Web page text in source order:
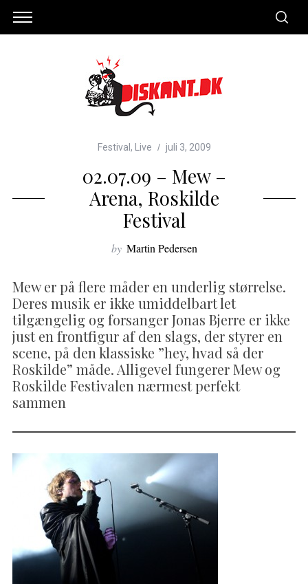
Festival , Live juli 3, 2009
02.07.09 – Mew –
Arena, Roskilde
Festival
by Martin Pedersen
Mew er på flere måder en underlig størrelse.
Deres musik er ikke umiddelbart let
tilgængelig og forsanger Jonas Bjerre er ikke
just en frontfigur af den slags, der styrer en
scene, på den klassiske ”hey, hvad så der
Roskilde” måde. Alligevel fungerer Mew og
Roskilde Festivalen nærmest perfekt
sammen